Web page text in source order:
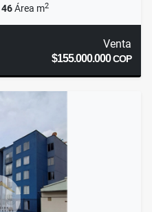
46Área m2
Venta
$155.000.000COP